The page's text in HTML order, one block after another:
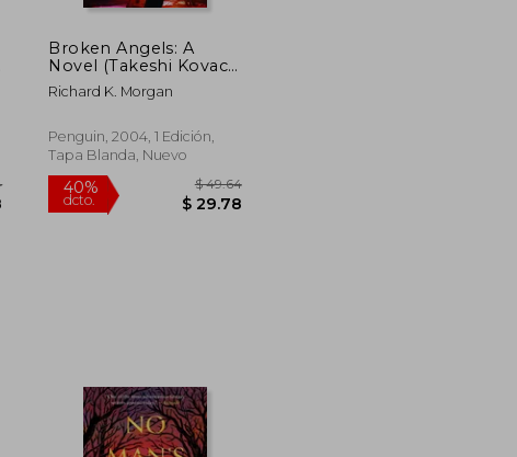
Broken Angels: A
Novel (Takeshi Kovacs)
(en Inglés)
Richard K. Morgan
Penguin, 2004, 1 Edición,
Tapa Blanda, Nuevo